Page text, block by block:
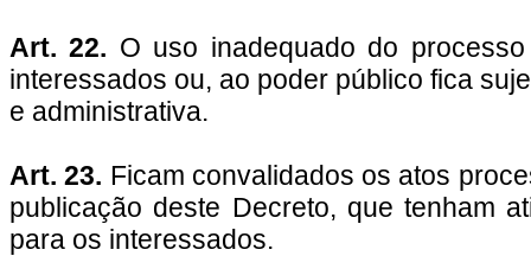
Art. 22. O uso inadequado do
interessados ou, ao poder público fica
e administrativa.
Art. 23. Ficam convalidados os atos
publicação deste Decreto, que tenham
para os interessados.